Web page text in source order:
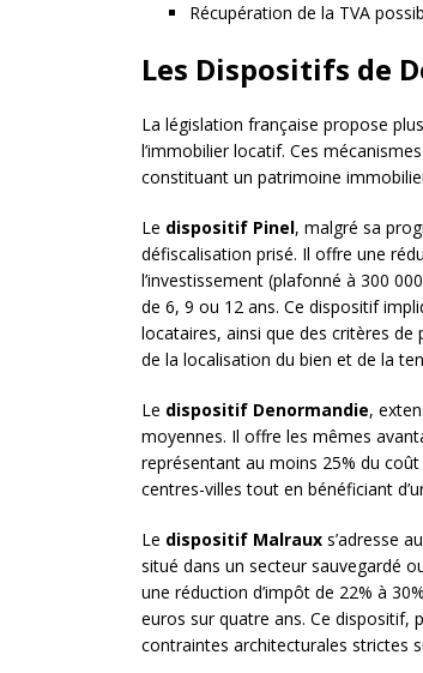
Récupération de la TVA
Les Dispositifs de
La législation française propose
l’immobilier locatif. Ces
constituant un patrimoine
Le dispositif Pinel, malgré sa
défiscalisation prisé. Il offre une
l’investissement (plafonné à 300
de 6, 9 ou 12 ans. Ce dispositif
locataires, ainsi que des critères
de la localisation du bien et de la
Le dispositif Denormandie,
moyennes. Il offre les mêmes
représentant au moins 25% du
centres-villes tout en bénéficiant
Le dispositif Malrauxs’adresse
situé dans un secteur sauvegardé
une réduction d’impôt de 22% à
euros sur quatre ans. Ce dispositif,
contraintes architecturales strictes